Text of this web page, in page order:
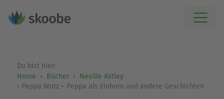
Du bist hier:
Home
Bücher
Neville Astley
Peppa Wutz – Peppa als Einhorn und andere Geschichten